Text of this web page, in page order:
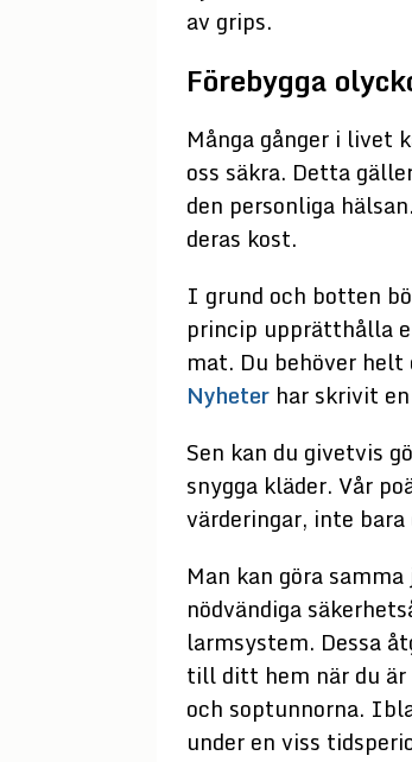
av grips.
Förebygga
Många gånger i livet
oss säkra. Detta
den personliga
deras kost.
I grund och botten
princip upprätthålla
mat. Du behöver
Nyheter har skrivit
Sen kan du givetvis
snygga kläder. Vår
värderingar, inte
Man kan göra
nödvändiga
larmsystem. Dessa
till ditt hem när du är
och soptunnorna.
under en viss